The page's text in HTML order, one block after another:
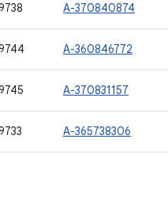
A-370840874
A-360846772
A-370831157
A-365738306